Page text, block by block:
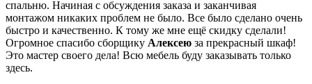
спальню. Начиная с обсуждения заказа и заканчивая
монтажом никаких проблем не было. Все было сделано очень
быстро и качественно. К тому же мне ещё скидку сделали!
Огромное спасибо сборщику Алексею за прекрасный шкаф!
Это мастер своего дела! Всю мебель буду заказывать только
здесь.